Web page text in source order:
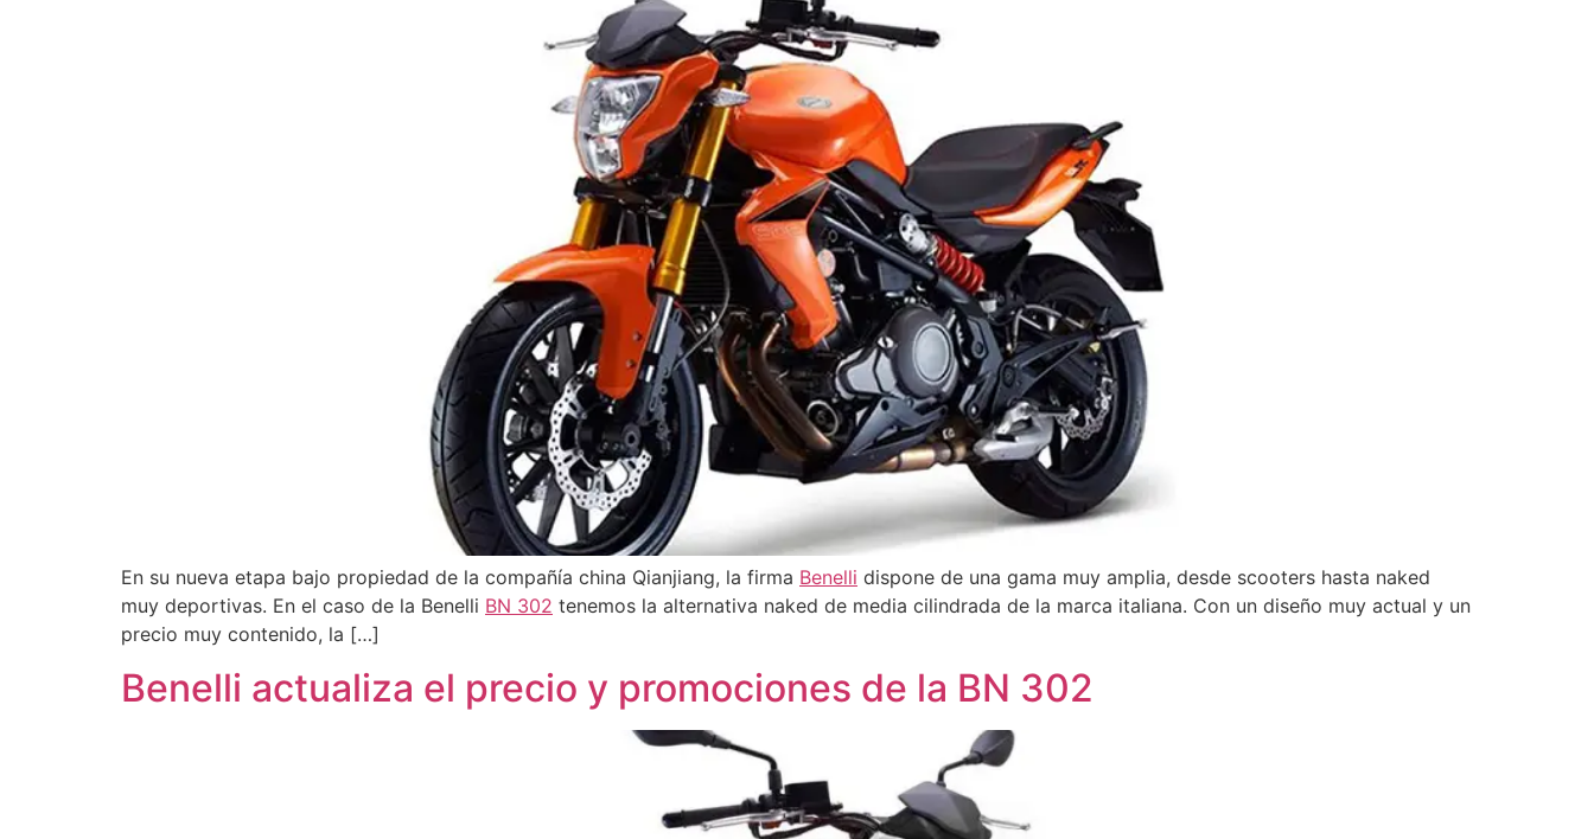
En su nueva etapa bajo propiedad de la compañía china Qianjiang, la firma Benelli dispone de una gama muy amplia, desde scooters hasta naked
muy deportivas. En el caso de la Benelli BN 302 tenemos la alternativa naked de media cilindrada de la marca italiana. Con un diseño muy actual y un
precio muy contenido, la […]
Benelli actualiza el precio y promociones de la BN 302